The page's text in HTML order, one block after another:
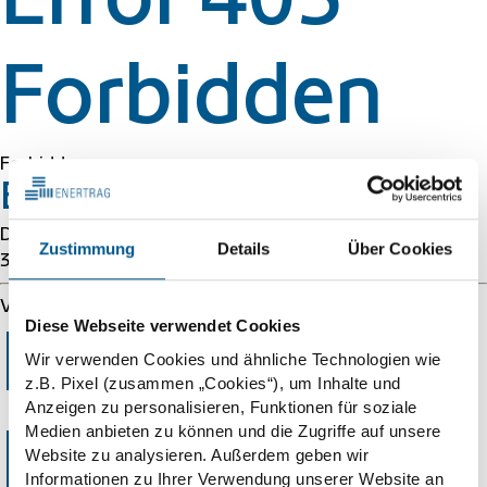
Zustimmung Details Über Cookies
Diese Webseite verwendet Cookies
Wir verwenden Cookies und ähnliche Technologien wie
z.B. Pixel (zusammen „Cookies“), um Inhalte und
Anzeigen zu personalisieren, Funktionen für soziale
Medien anbieten zu können und die Zugriffe auf unsere
Website zu analysieren. Außerdem geben wir
Informationen zu Ihrer Verwendung unserer Website an
Forbidden
Forbidden
Error 54113
Details: cache-cmh1290110-CMH 1786287484
3900965623
Varnish cache server
Error 403
Forbidden